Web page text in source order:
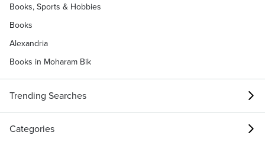
Books, Sports & Hobbies
Books
Alexandria
Books in Moharam Bik
Trending Searches
Categories